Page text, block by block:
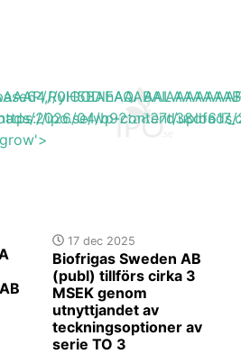
2026/04/
ipo.se/wp-content/uploads/
17 dec 2025
Biofrigas Sweden AB
(publ) tillförs cirka 3
MSEK genom
utnyttjandet av
teckningsoptioner av
serie TO 3